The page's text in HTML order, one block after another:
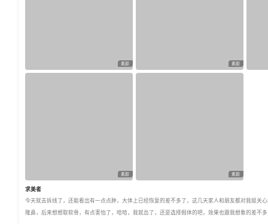
素颜 素颜
素颜 素颜
求美者
今天就去拆线了，还能看出有一点点肿，大体上已经恢复的差不多了，这几天家人和朋友都对我挺
隆鼻，后来想想取软骨，有点害怕了，哈哈，我就怂了，还是选择假体的吧，效果也跟我想象的差